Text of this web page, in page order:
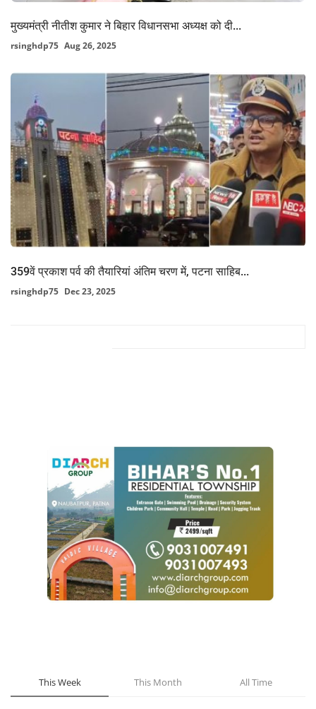
मुख्यमंत्री नीतीश कुमार ने बिहार विधानसभा अध्यक्ष को दी...
rsinghdp75 Aug 26, 2025
359वें प्रकाश पर्व की तैयारियां अंतिम चरण में, पटना साहिब...
rsinghdp75 Dec 23, 2025
This Week This Month All Time